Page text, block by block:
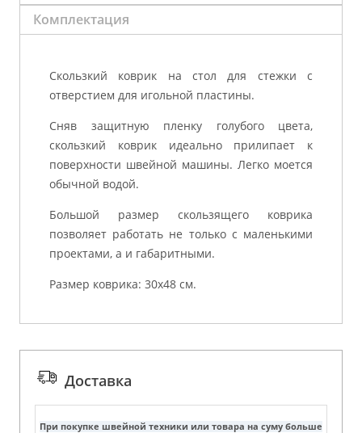
Комплектация
Скользкий коврик на стол для стежки с
отверстием для игольной пластины.
Сняв защитную пленку голубого цвета,
скользкий коврик идеально прилипает к
поверхности швейной машины. Легко моется
обычной водой.
Большой размер скользящего коврика
позволяет работать не только с маленькими
проектами, а и габаритными.
Размер коврика: 30х48 см.
Доставка
При покупке швейной техники или товара на суму больше